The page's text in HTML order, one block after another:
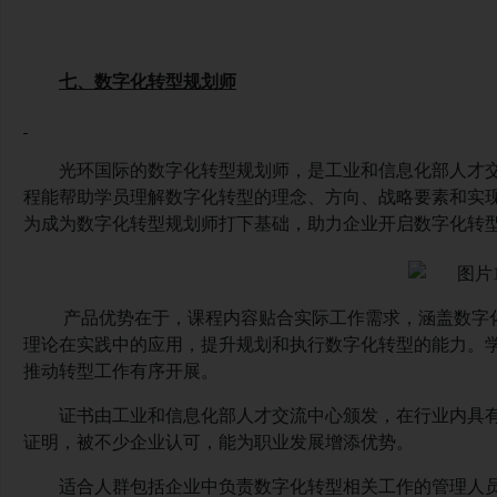
七、数字化转型规划师
光环国际的数字化转型规划师，是工业和信息化部人才
程能帮助学员理解数字化转型的理念、方向、战略要素和
为成为数字化转型规划师打下基础，助力企业开启数字化转
产品优势在于，课程内容贴合实际工作需求，涵盖数
理论在实践中的应用，提升规划和执行数字化转型的能力
推动转型工作有序开展。
证书由工业和信息化部人才交流中心颁发，在行业内
证明，被不少企业认可，能为职业发展增添优势。
适合人群包括企业中负责数字化转型相关工作的管理人